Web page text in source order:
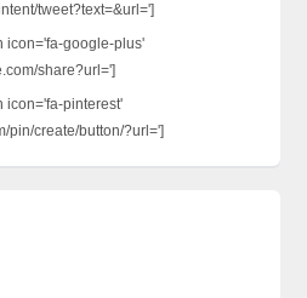
tweet?text=&url=']
icon='fa-google-plus'
share?url=']
icon='fa-pinterest'
pin/create/button/?url=']